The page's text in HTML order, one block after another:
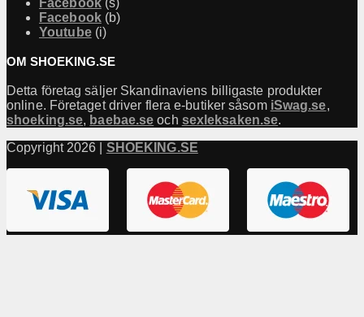
Facebook(b)
Youtube(i)
OM SHOEKING.SE
Detta företag säljer Skandinaviens billigaste produkter
online. Företaget driver flera e-butiker såsom iSwag.se,
shoeking.se, baebae.se och sexleksaken.se.
Copyright 2026 | SHOEKING.SE